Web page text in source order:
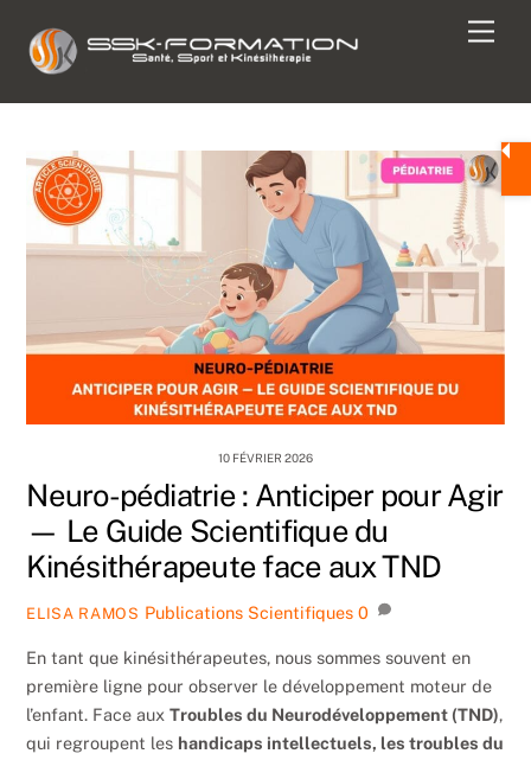
content
10 FÉVRIER 2026
Neuro-pédiatrie : Anticiper pour Agir
— Le Guide Scientifique du
Kinésithérapeute face aux TND
ELISA RAMOS Publications Scientifiques 0
En tant que kinésithérapeutes, nous sommes souvent en
première ligne pour observer le développement moteur de
l’enfant. Face auxTroubles du Neurodéveloppement (TND),
qui regroupent les handicaps intellectuels, les troubles du